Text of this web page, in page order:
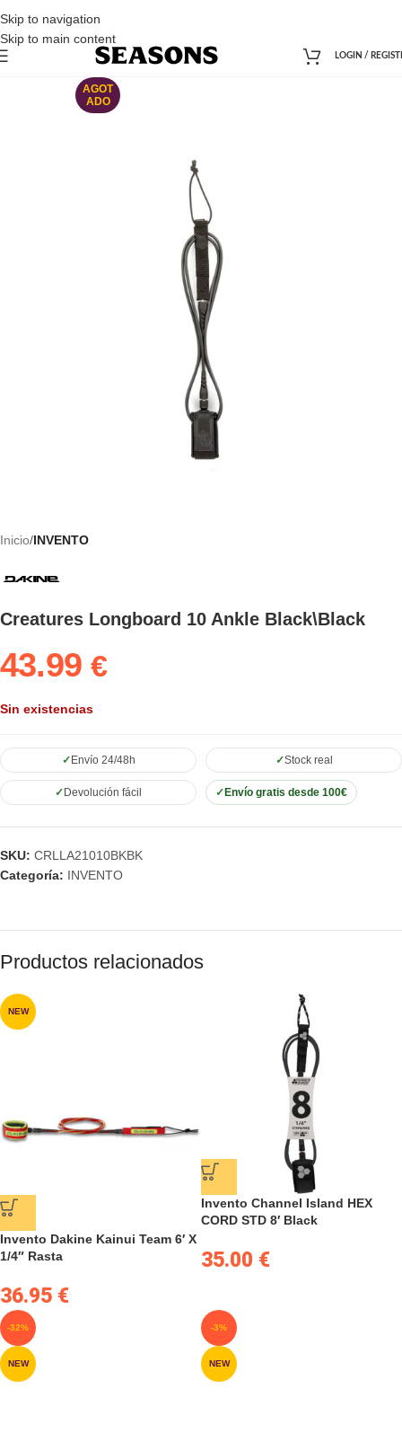
Skip to navigation
Skip to main content
LOGIN /
AGOT
ADO
Inicio INVENTO
Creatures Longboard 10 Ankle Black\Black
43.99€
Sin existencias
Envío 24/48h Stock real
Devolución fácil Envío gratis desde 100€
SKU: CRLLA21010BKBK
Categoría: INVENTO
Productos relacionados
NEW
Invento Dakine Kainui Team 6′ X
1/4″ Rasta
36.95 €
Invento Channel Island HEX
CORD STD 8′ Black
35.00 €
-32%
NEW
-3%
NEW